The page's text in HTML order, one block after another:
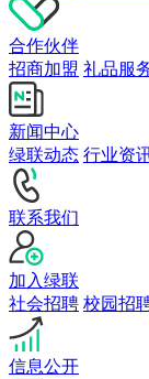
合作伙伴
招商加盟 礼品服
新闻中心
绿联动态 行业资
联系我们
加入绿联
社会招聘 校园招
信息公开